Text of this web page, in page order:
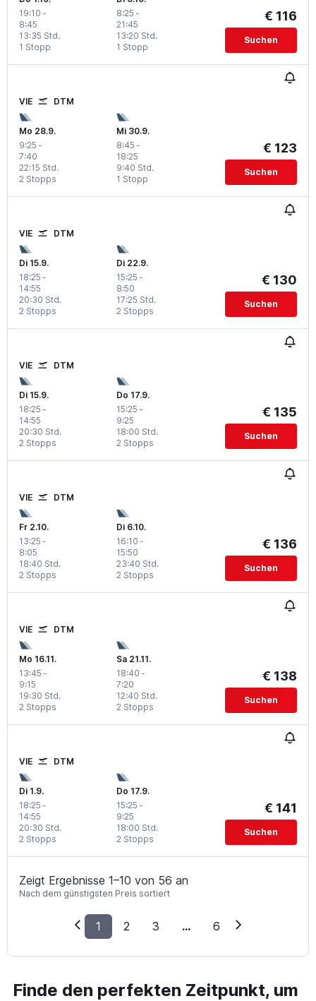
19:10 -
8:45
1 Stopp
13:35 Std.
8:25 -
21:45
1 Stopp
13:20 Std.
€ 116
Suchen
VIE DTM
Mo 28.9.
9:25 -
7:40
2 Stopps
22:15 Std.
Mi 30.9.
8:45 -
18:25
1 Stopp
9:40 Std.
€ 123
Suchen
VIE DTM
Di 15.9.
18:25 -
14:55
2 Stopps
20:30 Std.
Di 22.9.
15:25 -
8:50
2 Stopps
17:25 Std.
€ 130
Suchen
VIE DTM
Di 15.9.
18:25 -
14:55
2 Stopps
20:30 Std.
Do 17.9.
15:25 -
9:25
2 Stopps
18:00 Std.
€ 135
Suchen
VIE DTM
Fr 2.10.
13:25 -
8:05
2 Stopps
18:40 Std.
Di 6.10.
16:10 -
15:50
2 Stopps
23:40 Std.
€ 136
Suchen
VIE DTM
Mo 16.11.
13:45 -
9:15
2 Stopps
19:30 Std.
Sa 21.11.
18:40 -
7:20
2 Stopps
12:40 Std.
€ 138
Suchen
VIE DTM
Di 1.9.
18:25 -
14:55
2 Stopps
20:30 Std.
Do 17.9.
15:25 -
9:25
2 Stopps
18:00 Std.
€ 141
Suchen
Zeigt Ergebnisse 1–10 von 56 an
Nach dem günstigsten Preis sortiert
1 2 3 ... 6
Finde den perfekten Zeitpunkt, um